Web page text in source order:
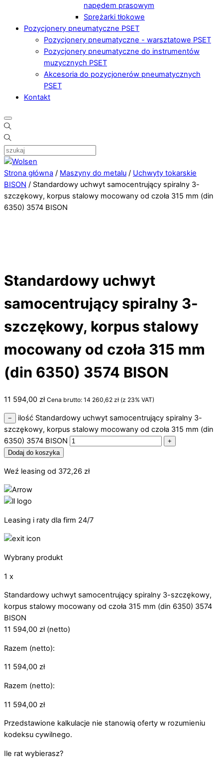
napędem prasowym
Sprężarki tłokowe
Pozycjonery pneumatyczne PSET
Pozycjonery pneumatyczne - warsztatowe PSET
Pozycjonery pneumatyczne do instrumentów
muzycznych PSET
Akcesoria do pozycjonerów pneumatycznych
PSET
Kontakt
Strona główna / Maszyny do metalu / Uchwyty tokarskie
BISON / Standardowy uchwyt samocentrujący spiralny 3-
szczękowy, korpus stalowy mocowany od czoła 315 mm (din
6350) 3574 BISON
Standardowy uchwyt
samocentrujący spiralny 3-
szczękowy, korpus stalowy
mocowany od czoła 315 mm
(din 6350) 3574 BISON
11 594,00 zł Cena brutto: 14 260,62 zł (z 23% VAT)
−
ilość Standardowy uchwyt samocentrujący spiralny 3-
szczękowy, korpus stalowy mocowany od czoła 315 mm (din
6350) 3574 BISON
+
Dodaj do koszyka
Weź leasing od 372,26 zł
Leasing i raty dla firm 24/7
Wybrany produkt
1 x
Standardowy uchwyt samocentrujący spiralny 3-szczękowy,
korpus stalowy mocowany od czoła 315 mm (din 6350) 3574
BISON
11 594,00 zł(netto)
Razem (netto):
11 594,00 zł
Razem (netto):
11 594,00 zł
Przedstawione kalkulacje nie stanowią oferty w rozumieniu
kodeksu cywilnego.
Ile rat wybierasz?